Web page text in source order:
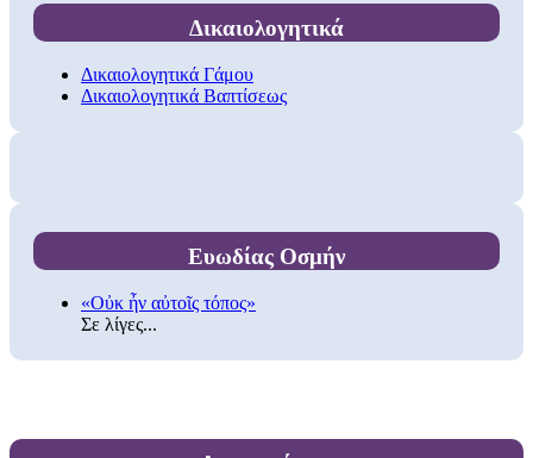
Δικαιολογητικά
Δικαιολογητικά Γάμου
Δικαιολογητικά Βαπτίσεως
Ευωδίας Οσμήν
«Οὐκ ἦν αὐτοῖς τόπος»
Σε λίγες...